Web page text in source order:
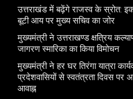
उत्तराखंड में बढ़ेंगे राजस्व के स्रोत:
बूटी आय पर मुख्य सचिव का जोर
मुख्यमंत्री ने उत्तराखण्ड क्षत्रिय
जागरण स्मारिका का किया विमोचन
मुख्यमंत्री ने हर घर तिरंगा यात्रा
प्रदेशवासियों से स्वतंत्रता दिवस पर
आवाह्न